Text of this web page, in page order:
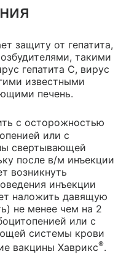
защиту от гепатита,
такими
гепатита С, вирус
известными
печень.
с осторожностью
или с
свертывающей
после в/м инъекции
возникнуть
инъекции
наложить давящую
не менее чем на 2
или с
системы крови
вакцины Хаврикс®.